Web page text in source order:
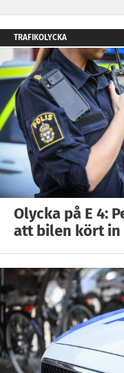
TRAFIKOLYCKA
Olycka på E 4:
att bilen kört